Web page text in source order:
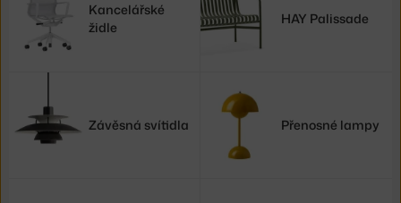
Kancelářské
židle
HAY Palissade
Závěsná svítidla Přenosné lampy